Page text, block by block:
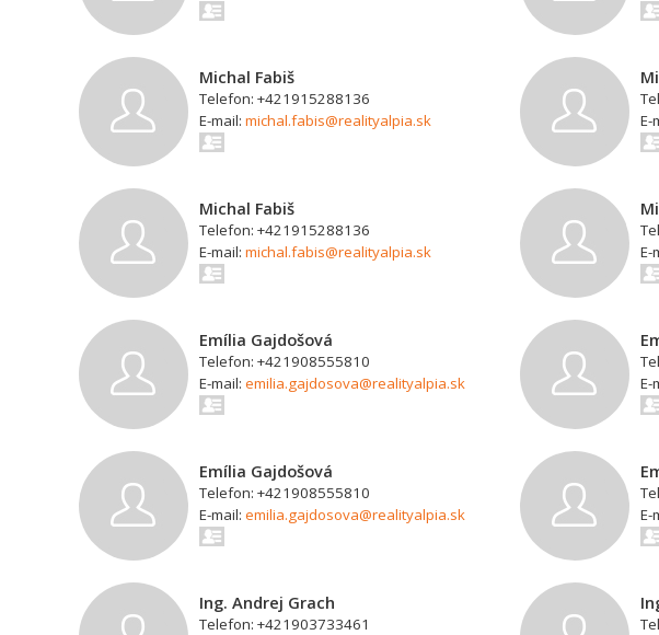
Michal Fabiš
Telefon: +421915288136
E-mail: michal.fabis@realityalpia.sk
E-
Michal Fabiš
Telefon: +421915288136
E-mail: michal.fabis@realityalpia.sk
E-
Emília Gajdošová
Telefon: +421908555810
E-mail: emilia.gajdosova@realityalpia.sk
E-
Emília Gajdošová
Telefon: +421908555810
E-mail: emilia.gajdosova@realityalpia.sk
E-
Ing. Andrej Grach
Telefon: +421903733461